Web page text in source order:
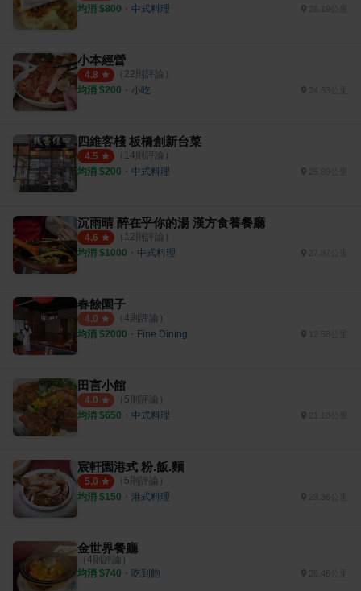
均消 $800 ・ 中式料理 26.19公里
小本經營
4.8 （ 22則評論）
均消 $200 ・ 小吃 24.63公里
四維客棧 板橋創新台菜
4.5 （ 14則評論）
均消 $200 ・ 中式料理 25.89公里
沉雨晴 醉在乎你的湯 漢方食養餐廳
4.6 （ 12則評論）
均消 $1000 ・ 中式料理 27.87公里
春餘園子
4.0 （ 4則評論）
均消 $2000 ・ Fine Dining 12.58公里
田言小館
4.0 （ 5則評論）
均消 $650 ・ 中式料理 21.18公里
宸軒園港式 粉.飯.麵
5.0 （ 5則評論）
均消 $150 ・ 港式料理 29.36公里
金世界餐廳
（ 4則評論）
均消 $740 ・ 吃到飽 26.46公里